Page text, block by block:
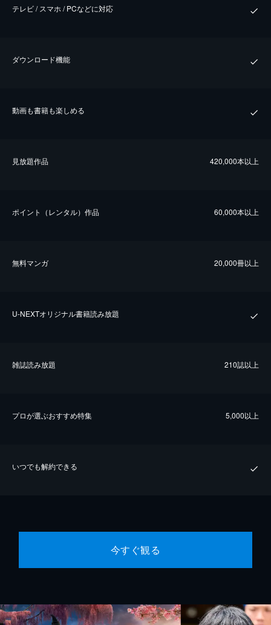
テレビ / スマホ / PCなどに対応
ダウンロード機能
動画も書籍も楽しめる
⾒放題作品 420,000本以上
ポイント（レンタル）作品 60,000本以上
無料マンガ 20,000冊以上
U-NEXTオリジナル書籍読み放題
雑誌読み放題 210誌以上
プロが選ぶおすすめ特集 5,000以上
いつでも解約できる
今すぐ観る